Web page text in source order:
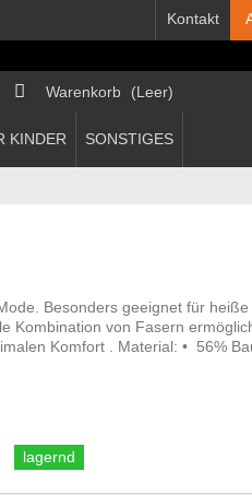
Kontakt
Warenkorb (Leer)
KINDER SONSTIGES
Besonders geeignet für heiße
Kombination von Fasern
Komfort . Material: • 56%
lagernd